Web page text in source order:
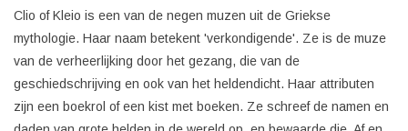
Clio of Kleio is een van de negen muzen uit de Griekse
mythologie. Haar naam betekent 'verkondigende'. Ze is de muze
van de verheerlijking door het gezang, die van de
geschiedschrijving en ook van het heldendicht. Haar attributen
zijn een boekrol of een kist met boeken. Ze schreef de namen en